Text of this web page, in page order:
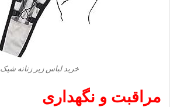
خرید لباس زیر زنانه شیک
مراقبت و نگهداری